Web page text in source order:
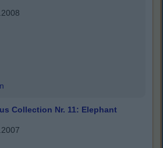
Collection Nr. 11: Elephant